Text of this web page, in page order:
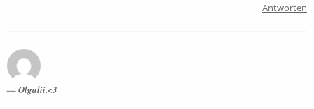
Antworten
Olgalii.<3